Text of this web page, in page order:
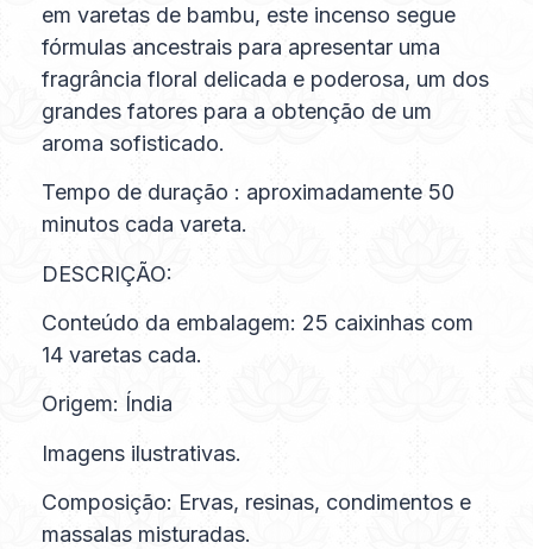
em varetas de bambu, este incenso segue
fórmulas ancestrais para apresentar uma
fragrância floral delicada e poderosa, um dos
grandes fatores para a obtenção de um
aroma sofisticado.
Tempo de duração : aproximadamente 50
minutos cada vareta.
DESCRIÇÃO:
Conteúdo da embalagem: 25 caixinhas com
14 varetas cada.
Origem: Índia
Imagens ilustrativas.
Composição: Ervas, resinas, condimentos e
massalas misturadas.